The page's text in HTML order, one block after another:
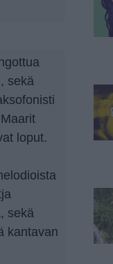
sekä
loput.
sekä
kantavan